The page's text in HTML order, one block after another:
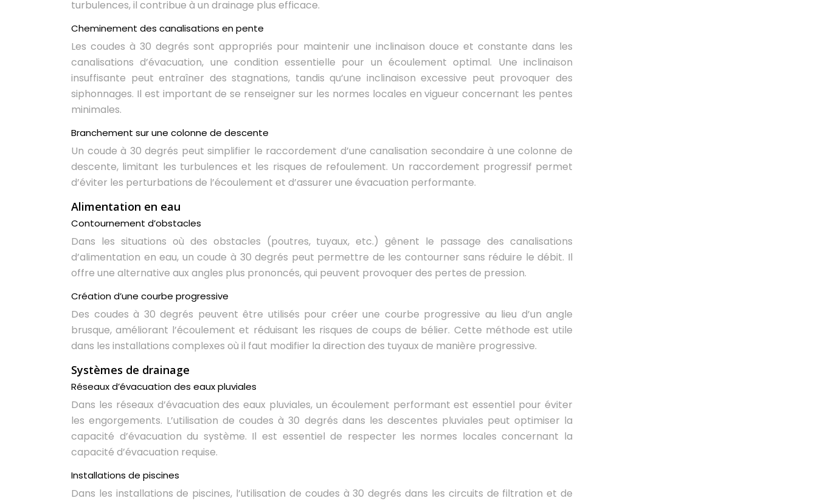
turbulences, il contribue à un drainage plus efficace.
Cheminement des canalisations en pente
Les coudes à 30 degrés sont appropriés pour maintenir une inclinaison douce et constante dans les
canalisations d’évacuation, une condition essentielle pour un écoulement optimal. Une inclinaison
insuffisante peut entraîner des stagnations, tandis qu’une inclinaison excessive peut provoquer des
siphonnages. Il est important de se renseigner sur les normes locales en vigueur concernant les pentes
minimales.
Branchement sur une colonne de descente
Un coude à 30 degrés peut simplifier le raccordement d’une canalisation secondaire à une colonne de
descente, limitant les turbulences et les risques de refoulement. Un raccordement progressif permet
d’éviter les perturbations de l’écoulement et d’assurer une évacuation performante.
Alimentation en eau
Contournement d’obstacles
Dans les situations où des obstacles (poutres, tuyaux, etc.) gênent le passage des canalisations
d’alimentation en eau, un coude à 30 degrés peut permettre de les contourner sans réduire le débit. Il
offre une alternative aux angles plus prononcés, qui peuvent provoquer des pertes de pression.
Création d’une courbe progressive
Des coudes à 30 degrés peuvent être utilisés pour créer une courbe progressive au lieu d’un angle
brusque, améliorant l’écoulement et réduisant les risques de coups de bélier. Cette méthode est utile
dans les installations complexes où il faut modifier la direction des tuyaux de manière progressive.
Systèmes de drainage
Réseaux d’évacuation des eaux pluviales
Dans les réseaux d’évacuation des eaux pluviales, un écoulement performant est essentiel pour éviter
les engorgements. L’utilisation de coudes à 30 degrés dans les descentes pluviales peut optimiser la
capacité d’évacuation du système. Il est essentiel de respecter les normes locales concernant la
capacité d’évacuation requise.
Installations de piscines
Dans les installations de piscines, l’utilisation de coudes à 30 degrés dans les circuits de filtration et de